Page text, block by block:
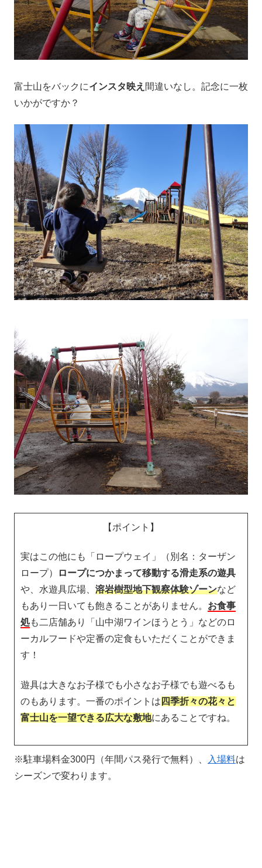
富士山をバックにインスタ映え 間違いなし。記念に一枚
いかがですか？
【ポイント】
実はこの他にも「ロープウェイ」（別名：ターザン
ロープ）
ロープにつかまって移動する滑走系の遊具
や、水遊具広場、 溶岩樹型地下観察体験ゾーンなど
もあり一日いても飽きることがありません。 お食事
処も二店舗あり「山中湖ワインほうとう」などのロ
ーカルフードや定番の定食もいただくことができま
す！
遊具は大きなお子様でも小さなお子様でも遊べるも
のもあります。一番のポイントは 四季折々の花々と
富士山を一望できる広大な敷地にあることですね。
※駐車場料金300円（年間パス発行で無料）、 入場料は
シーズンで変わります。